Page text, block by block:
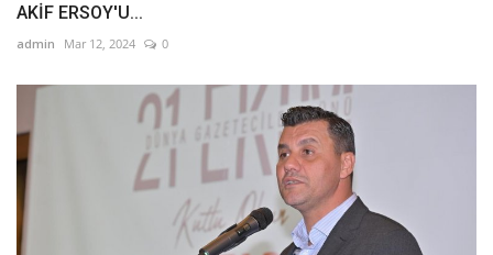
AKİF ERSOY'U...
admin Mar 12, 2024 0